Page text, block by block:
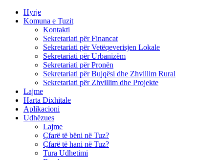
Hyrje
Komuna e Tuzit
Kontakti
Sekretariati për Financat
Sekretariati për Vetëqeverisjen Lokale
Sekretariati për Urbanizëm
Sekretariati për Pronën
Sekretariati për Bujqësi dhe Zhvillim Rural
Sekretariati për Zhvillim dhe Projekte
Lajme
Harta Dixhitale
Aplikacioni
Udhëzues
Lajme
Çfarë të bëni në Tuz?
Çfarë të hani në Tuz?
Tura Udhetimi